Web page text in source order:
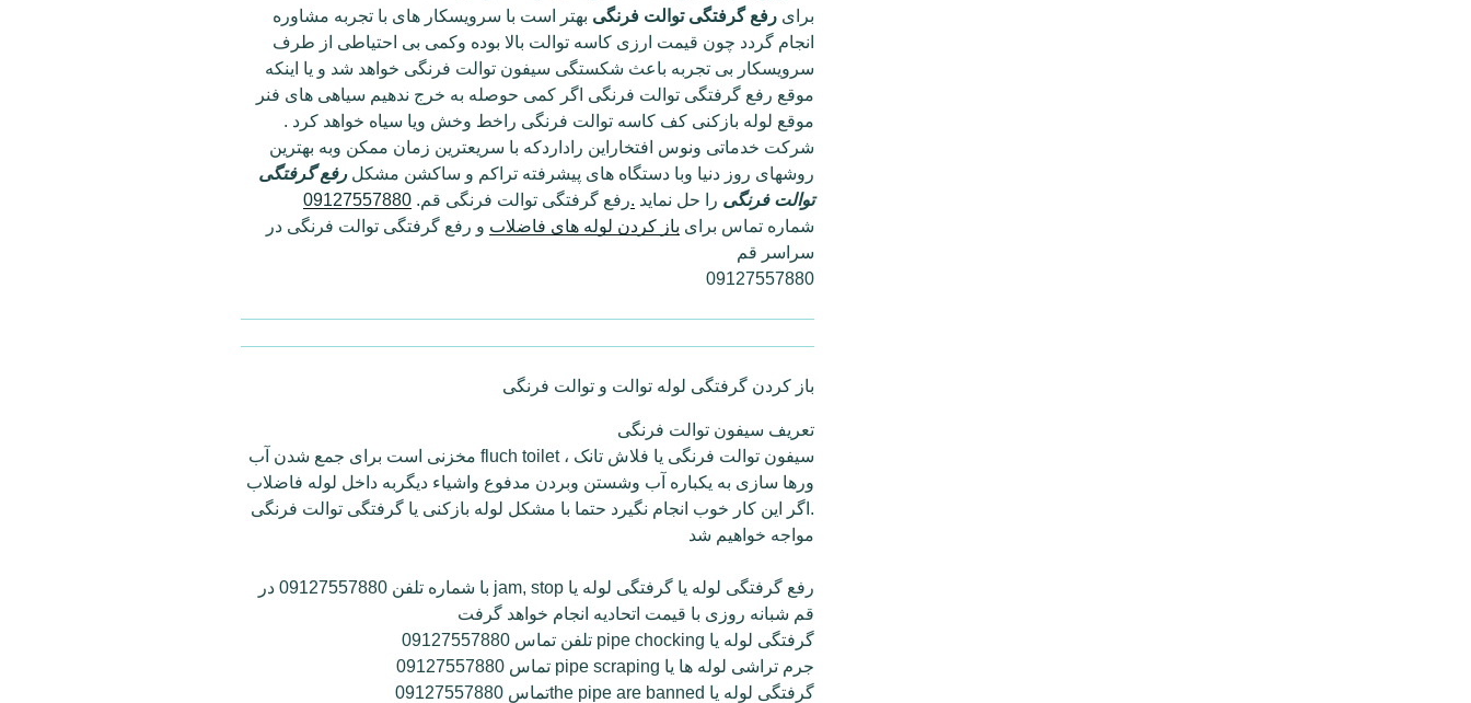
برای رفع گرفتگی توالت فرنگی بهتر است با سرویسکار های با تجربه مشاوره
انجام گردد چون قیمت ارزی کاسه توالت بالا بوده وکمی بی احتیاطی از طرف
سرویسکار بی تجربه باعث شکستگی سیفون توالت فرنگی خواهد شد و یا اینکه
موقع رفع گرفتگی توالت فرنگی اگر کمی حوصله به خرج ندهیم سیاهی های فنر
موقع لوله بازکنی کف کاسه توالت فرنگی راخط وخش ویا سیاه خواهد کرد .
شرکت خدماتی ونوس افتخاراین راداردکه با سریعترین زمان ممکن وبه بهترین
روشهای روز دنیا وبا دستگاه های پیشرفته تراکم و ساکشن مشکلرفع گرفتگی
توالت فرنگی را حل نماید ‌ .رفع گرفتگی توالت فرنگی قم. 09127557880
شماره تماس برای باز کردن لوله های فاضلاب و رفع گرفتگی توالت فرنگی در
سراسر قم
09127557880
باز کردن گرفتگی لوله توالت و توالت فرنگی
تعریف سیفون توالت فرنگی
سیفون توالت فرنگی یا فلاش تانک ، fluch toilet مخزنی است برای جمع شدن آب
ورها سازی به یکباره آب وشستن وبردن مدفوع واشیاء دیگربه داخل لوله فاضلاب
.اگر این کار خوب انجام نگیرد حتما با مشکل لوله بازکنی یا گرفتگی توالت فرنگی
مواجه خواهیم شد
رفع گرفتگی لوله یا گرفتگی لوله یا jam, stop با شماره تلفن 09127557880 در
قم شبانه روزی با قیمت اتحادیه انجام خواهد گرفت
گرفتگی لوله یا pipe chocking تلفن تماس 09127557880
جرم تراشی لوله ها یا pipe scraping تماس 09127557880
گرفتگی لوله یا the pipe are bannedتماس 09127557880